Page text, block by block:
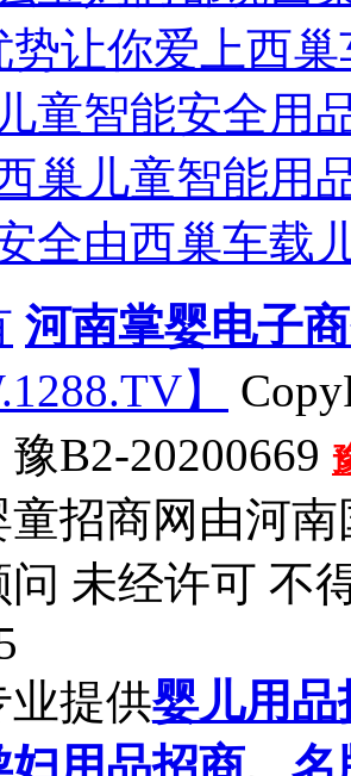
势让你爱上西
童智能安全用
巢儿童智能用
全由西巢车载
河南掌婴电子
】
B2-20200669
童招商网由河
问 未经许可 不
提供婴儿用品
妇用品招商、 名